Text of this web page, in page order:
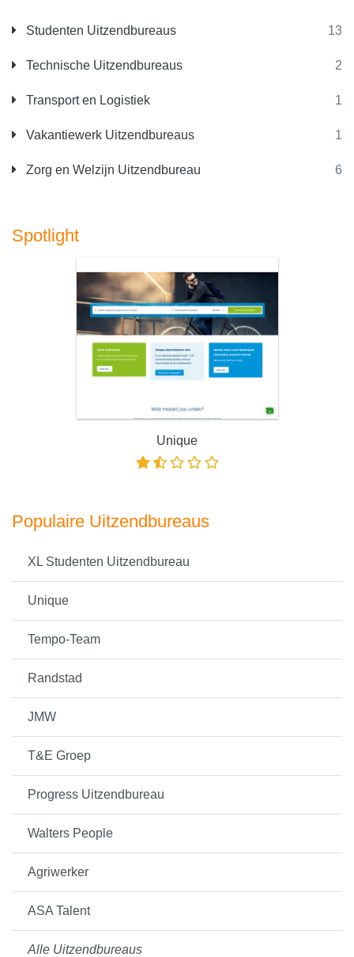
Studenten Uitzendbureaus 13
Technische Uitzendbureaus 2
Transport en Logistiek 1
Vakantiewerk Uitzendbureaus 1
Zorg en Welzijn Uitzendbureau 6
Spotlight
Unique
Populaire Uitzendbureaus
XL Studenten Uitzendbureau
Unique
Tempo-Team
Randstad
JMW
T&E Groep
Progress Uitzendbureau
Walters People
Agriwerker
ASA Talent
Alle Uitzendbureaus